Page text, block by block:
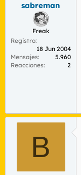
sabreman
Freak
Registro
18 Jun 2004
Mensajes
5.960
Reacciones
2
B